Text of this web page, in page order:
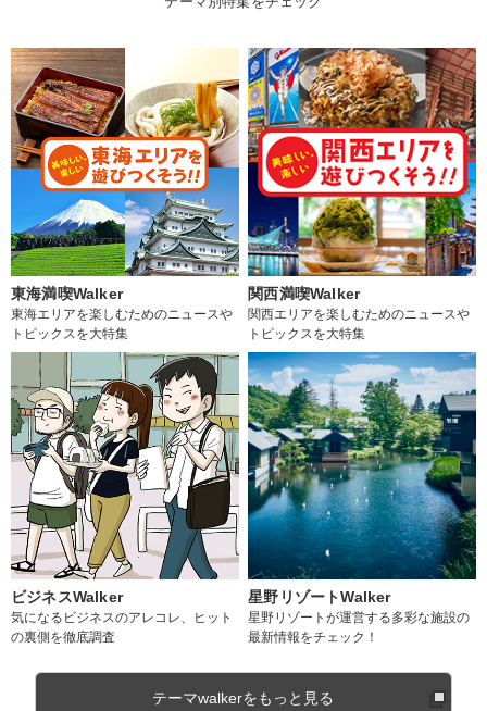
東海満喫Walker
東海エリアを楽しむためのニュースや
トピックスを大特集
関西満喫Walker
関西エリアを楽しむためのニュースや
トピックスを大特集
ビジネスWalker
気になるビジネスのアレコレ、ヒット
の裏側を徹底調査
星野リゾートWalker
星野リゾートが運営する多彩な施設の
最新情報をチェック！
テーマwalkerをもっと見る